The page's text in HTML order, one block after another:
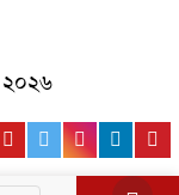
২০২৬
Facebook
YoutubeTwitter